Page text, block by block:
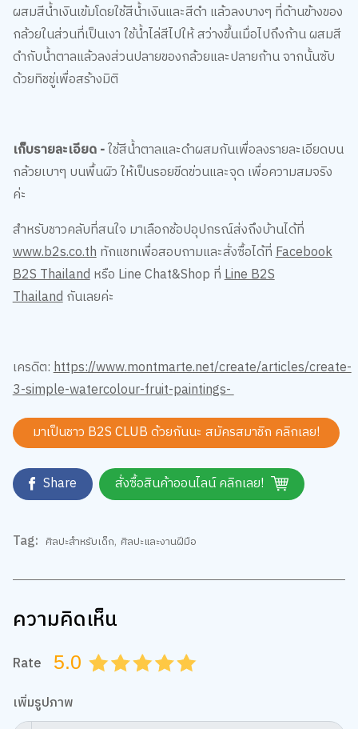
ผสมสีน้ำเงินเข้มโดยใช้สีน้ำเงินและสีดำ แล้วลงบางๆ ที่ด้านข้างของ
กล้วยในส่วนที่เป็นเงา ใช้น้ำไล่สีไปให้ สว่างขึ้นเมื่อไปถึงก้าน ผสมสี
ดำกับน้ำตาลแล้วลงส่วนปลายของกล้วยและปลายก้าน จากนั้นซับ
ด้วยทิชชู่เพื่อสร้างมิติ
เก็บรายละเอียด -ใช้สีน้ำตาลและดำผสมกันเพื่อลงรายละเอียดบน
กล้วยเบาๆ บนพื้นผิว ให้เป็นรอยขีดข่วนและจุด เพื่อความสมจริง
ค่ะ
สำหรับชาวคลับที่สนใจ มาเลือกช้อปอุปกรณ์ส่งถึงบ้านได้ที่
www.b2s.co.thทักแชทเพื่อสอบถามและสั่งซื้อได้ที่Facebook
B2S Thailandหรือ Line Chat&Shop ที่Line B2S
Thailandกันเลยค่ะ
เครดิต:https://www.montmarte.net/create/articles/create-
3-simple-watercolour-fruit-paintings-
มาเป็นชาว B2S CLUB ด้วยกันนะ สมัครสมาชิก คลิกเลย!
Share สั่งซื้อสินค้าออนไลน์ คลิกเลย!
Tag: ศิลปะสำหรับเด็ก, ศิลปะและงานฝีมือ
ความคิดเห็น
Rate 5.0 4.5
4.0
3.5
3.0
2.5
2.0
1.5
1.0
0.5
เพิ่มรูปภาพ